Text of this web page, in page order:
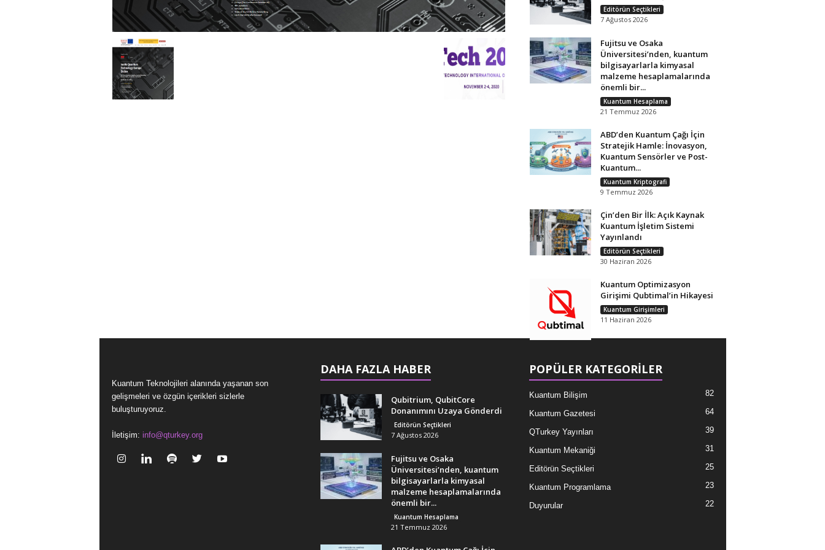
Editörün Seçtikleri
7 Ağustos 2026
Fujitsu ve Osaka
Üniversitesi’nden, kuantum
bilgisayarlarla kimyasal
malzeme hesaplamalarında
önemli bir...
Kuantum Hesaplama
21 Temmuz 2026
ABD’den Kuantum Çağı İçin
Stratejik Hamle: İnovasyon,
Kuantum Sensörler ve Post-
Kuantum...
Kuantum Kriptografi
9 Temmuz 2026
Çin’den Bir İlk: Açık Kaynak
Kuantum İşletim Sistemi
Yayınlandı
Editörün Seçtikleri
30 Haziran 2026
Kuantum Optimizasyon
Girişimi Qubtimal’in Hikayesi
Kuantum Girişimleri
11 Haziran 2026
Kuantum Teknolojileri alanında yaşanan son
gelişmeleri ve özgün içerikleri sizlerle
buluşturuyoruz.
İletişim: info@qturkey.org
DAHA FAZLA HABER
Qubitrium, QubitCore
Donanımını Uzaya Gönderdi
Editörün Seçtikleri
7 Ağustos 2026
Fujitsu ve Osaka
Üniversitesi’nden, kuantum
bilgisayarlarla kimyasal
malzeme hesaplamalarında
önemli bir...
Kuantum Hesaplama
21 Temmuz 2026
POPÜLER KATEGORİLER
Kuantum Bilişim 82
Kuantum Gazetesi 64
QTurkey Yayınları 39
Kuantum Mekaniği 31
Editörün Seçtikleri 25
Kuantum Programlama 23
Duyurular 22